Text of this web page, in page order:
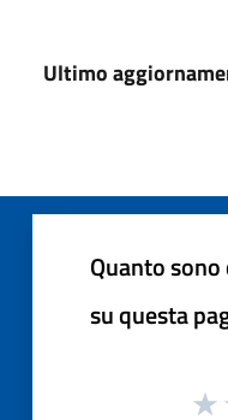
Ultimo
Quanto
su questa